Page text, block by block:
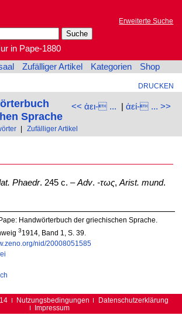
Erweiterte Suche
in Pape-1880
Zufälliger Artikel Kategorien Shop
DRUCKEN
<< ἀει- ... | ἀεί- ... >>
Sprache
Zufälliger Artikel
Phaedr. 245 c. –Adv. -τως,Arist. mund.
Handwörterbuch der griechischen Sprache.
31914, Band 1, S. 39.
nid/20008051585
Nutzungsbedingungen
Datenschutzerklärung
Impressum